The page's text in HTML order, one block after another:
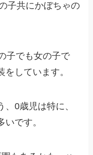
子共にかぼちゃの
子でも女の子で
しています。
0歳児は特に、
です。